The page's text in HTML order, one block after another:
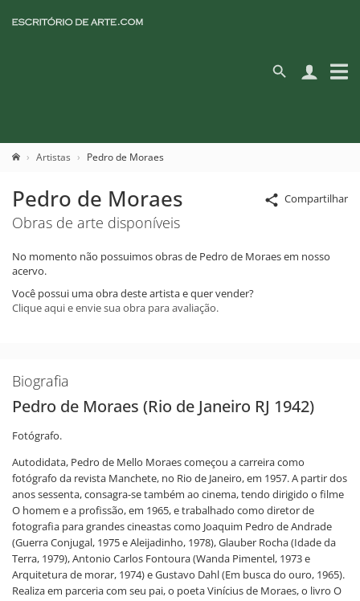
Artistas Pedro de Moraes
Compartilhar
Pedro de Moraes
Obras de arte disponíveis
No momento não possuimos obras de Pedro de Moraes em nosso
acervo.
Você possui uma obra deste artista e quer vender?
Clique aqui e envie sua obra para avaliação.
Biografia
Pedro de Moraes (Rio de Janeiro RJ 1942)
Fotógrafo.
Autodidata, Pedro de Mello Moraes começou a carreira como
fotógrafo da revista Manchete, no Rio de Janeiro, em 1957. A partir dos
anos sessenta, consagra-se também ao cinema, tendo dirigido o filme
O homem e a profissão, em 1965, e trabalhado como diretor de
fotografia para grandes cineastas como Joaquim Pedro de Andrade
(Guerra Conjugal, 1975 e Aleijadinho, 1978), Glauber Rocha (Idade da
Terra, 1979), Antonio Carlos Fontoura (Wanda Pimentel, 1973 e
Arquitetura de morar, 1974) e Gustavo Dahl (Em busca do ouro, 1965).
Realiza em parceria com seu pai, o poeta Vinícius de Moraes, o livro O